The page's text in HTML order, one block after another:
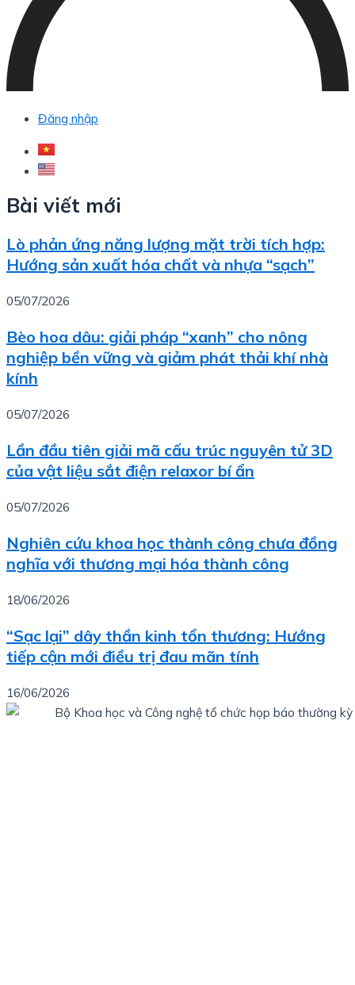
Đăng nhập
Bài viết mới
Lò phản ứng năng lượng mặt trời tích hợp:
Hướng sản xuất hóa chất và nhựa “sạch”
05/07/2026
Bèo hoa dâu: giải pháp “xanh” cho nông
nghiệp bền vững và giảm phát thải khí nhà
kính
05/07/2026
Lần đầu tiên giải mã cấu trúc nguyên tử 3D
của vật liệu sắt điện relaxor bí ẩn
05/07/2026
Nghiên cứu khoa học thành công chưa đồng
nghĩa với thương mại hóa thành công
18/06/2026
“Sạc lại” dây thần kinh tổn thương: Hướng
tiếp cận mới điều trị đau mãn tính
16/06/2026